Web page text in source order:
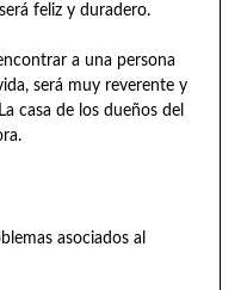
feliz y duradero.
a una persona
será muy reverente y
casa de los dueños del
asociados al